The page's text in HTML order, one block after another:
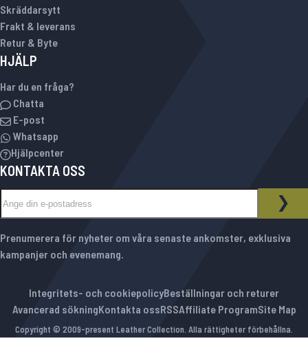
Skräddarsytt
Frakt & leverans
Retur & Byte
HJÄLP
Har du en fråga?
Chatta
E-post
Whatsapp
Hjälpcenter
KONTAKTA OSS
NYHETSBREV
Prenumerera för nyheter om våra senaste ankomster, exklusiva
kampanjer och evenemang.
Integritets- och cookiepolicyBeställningar och returer
Avancerad sökningKontakta ossRSSAffiliate ProgramSite Map
Copyright © 2009-present Leather Collection. Alla rättigheter förbehållna.